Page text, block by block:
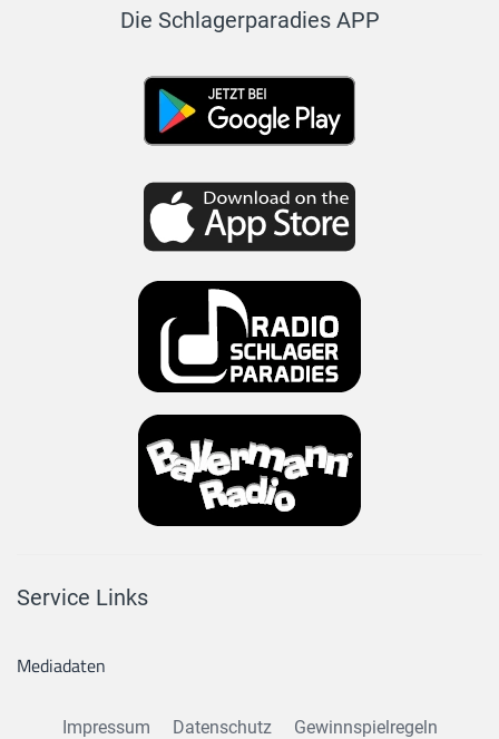
Die Schlagerparadies APP
Service Links
Mediadaten
Impressum Datenschutz Gewinnspielregeln